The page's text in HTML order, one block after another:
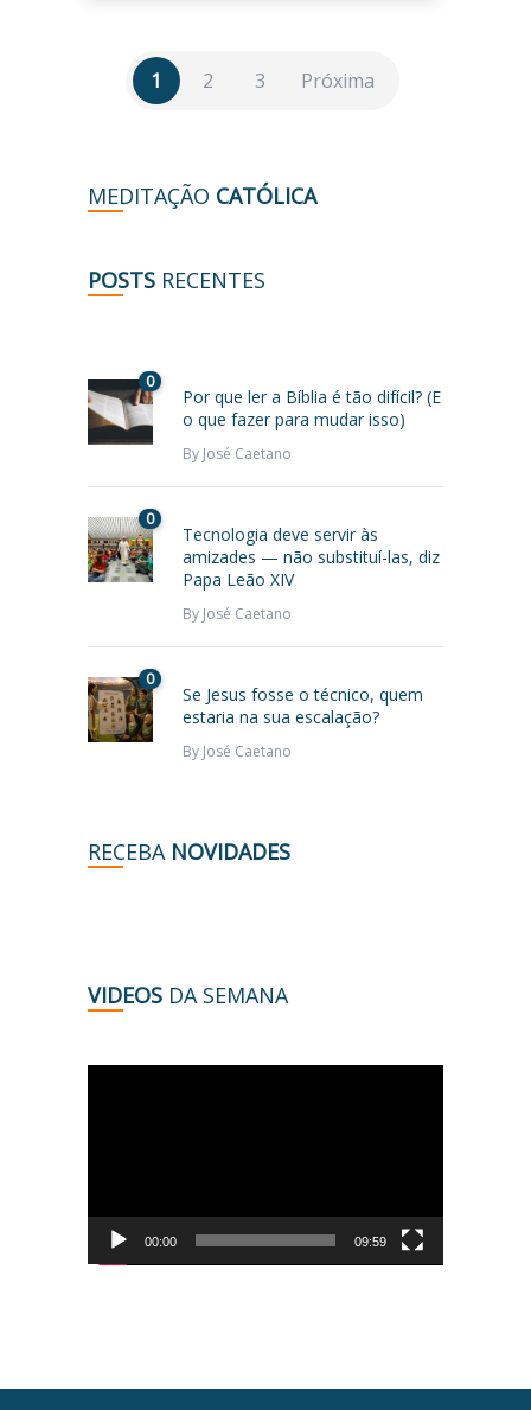
1 2 3 Próxima
MEDITAÇÃO CATÓLICA
POSTS RECENTES
0
Por que ler a Bíblia é tão difícil? (E
o que fazer para mudar isso)
By José Caetano
0
Tecnologia deve servir às
amizades — não substituí-las, diz
Papa Leão XIV
By José Caetano
0
Se Jesus fosse o técnico, quem
estaria na sua escalação?
By José Caetano
RECEBA NOVIDADES
VIDEOS DA SEMANA
00:00 09:59